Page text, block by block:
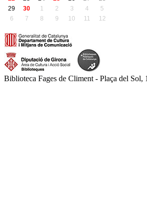
29
30 1 2 3 4
5
6
7 8 9 10 11 12
Biblioteca Fages de Climent - Plaça del